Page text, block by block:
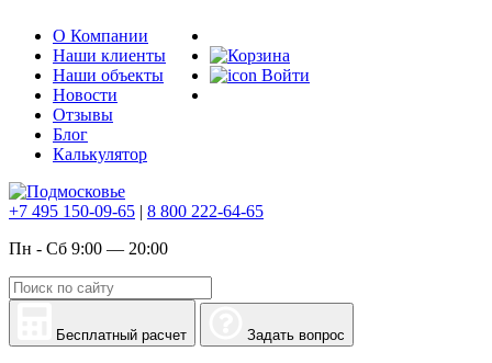
О Компании
Наши клиенты
Наши объекты
Новости
Отзывы
Блог
Калькулятор
Войти
+7 495 150-09-65 | 8 800 222-64-65
Пн - Сб 9:00 — 20:00
Бесплатный расчет Задать вопрос